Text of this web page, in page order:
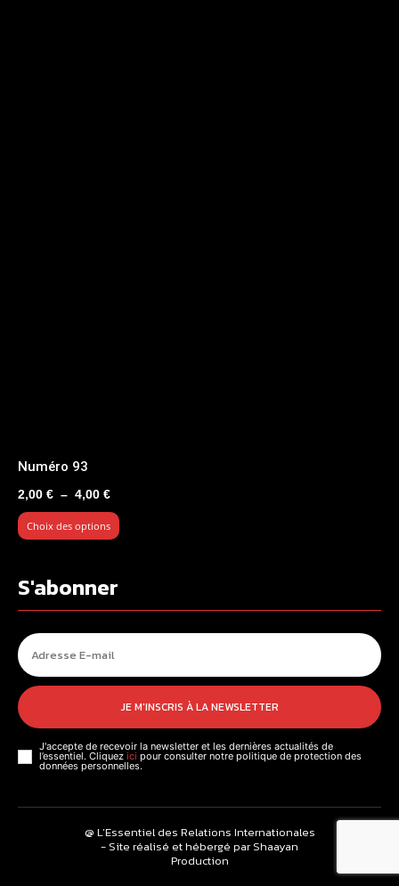
Numéro 93
2,00 € – 4,00 €Plage
de
prix :
4,00 €
Choix des options
S'abonner
JE M'INSCRIS À LA NEWSLETTER
J'accepte de recevoir la newsletter et les dernières actualités de
l’essentiel. Cliquez ici pour consulter notre politique de protection des
données personnelles.
@ L’Essentiel des Relations Internationales
- Site réalisé et hébergé par Shaayan
Production